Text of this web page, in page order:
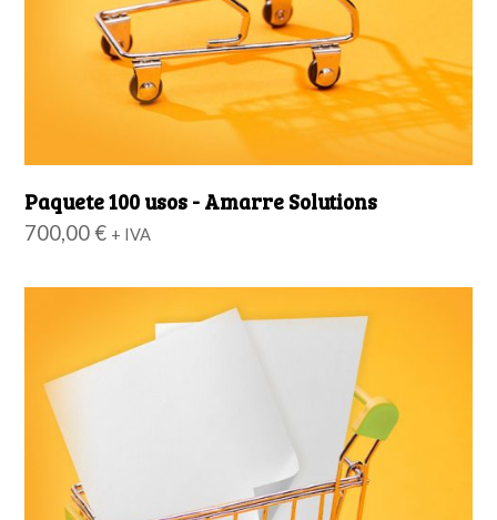
Paquete 100 usos - Amarre Solutions
700,00€ + IVA